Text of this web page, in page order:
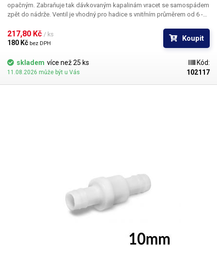
opačným. Zabraňuje tak dávkovaným kapalinám vracet se samospádem
zpět do nádrže. Ventil je vhodný pro hadice s vnitřním průměrem od 6 -
zpětný ventil slouží především jako náhradní díl k automatickému
dávkovači a plničce tekutin GFK-160. Délka: 63mm Průměr nátrubků:
217,80 Kč / ks
180 Kč bez DPH
Koupit
skladem více než 25 ks
11.08.2026 může být u Vás
Kód:
102117